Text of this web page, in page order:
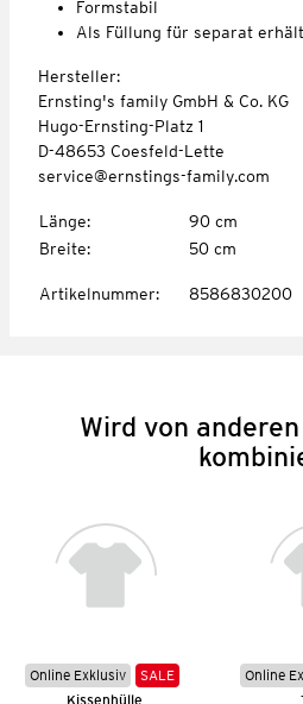
Formstabil
Als Füllung für separat
Hersteller:
Ernsting's family GmbH & Co. KG
Hugo-Ernsting-Platz 1
D-48653 Coesfeld-Lette
service@ernstings-family.com
Länge:
90 cm
Breite: 50 cm
Artikelnummer: 8586830200
Wird von
Online Exklusiv
SALE
Kissenhülle
Online